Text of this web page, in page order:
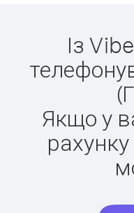
Із
Якщо у